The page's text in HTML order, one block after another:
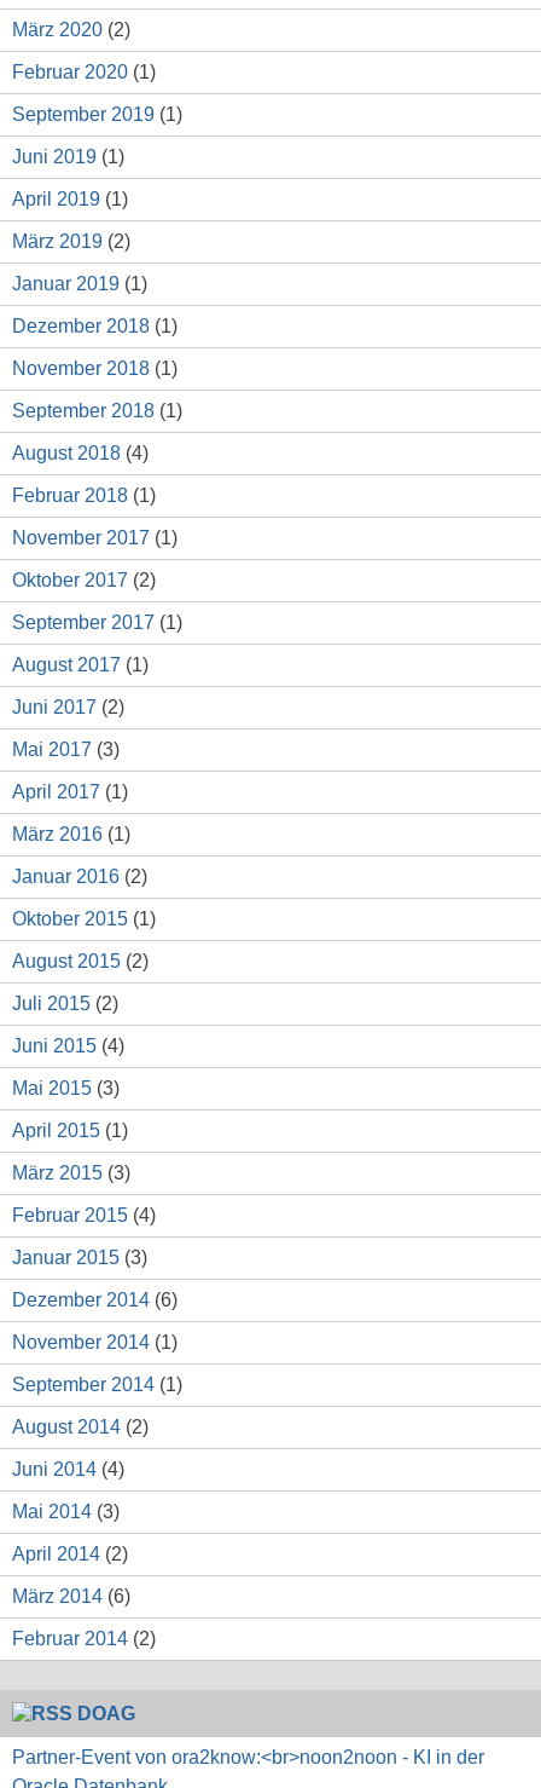
März 2020 (2)
Februar 2020 (1)
September 2019 (1)
Juni 2019 (1)
April 2019 (1)
März 2019 (2)
Januar 2019 (1)
Dezember 2018 (1)
November 2018 (1)
September 2018 (1)
August 2018 (4)
Februar 2018 (1)
November 2017 (1)
Oktober 2017 (2)
September 2017 (1)
August 2017 (1)
Juni 2017 (2)
Mai 2017 (3)
April 2017 (1)
März 2016 (1)
Januar 2016 (2)
Oktober 2015 (1)
August 2015 (2)
Juli 2015 (2)
Juni 2015 (4)
Mai 2015 (3)
April 2015 (1)
März 2015 (3)
Februar 2015 (4)
Januar 2015 (3)
Dezember 2014 (6)
November 2014 (1)
September 2014 (1)
August 2014 (2)
Juni 2014 (4)
Mai 2014 (3)
April 2014 (2)
März 2014 (6)
Februar 2014 (2)
DOAG
Partner-Event von ora2know:<br>noon2noon - KI in der